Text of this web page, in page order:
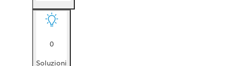
0
Soluzioni